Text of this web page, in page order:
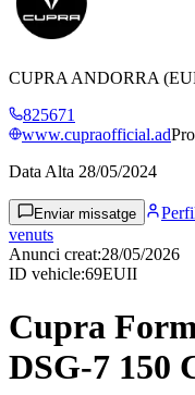
CUPRA ANDORRA
825671
www.cupraofficial.ad
Data Alta 28/05/2024
Enviar missatge
venuts
Anunci creat:28/05/2026
ID vehicle:69EUII
Cupra
DSG-7 150